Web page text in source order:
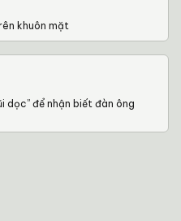
khuôn mặt
dọc” để nhận biết đàn ông